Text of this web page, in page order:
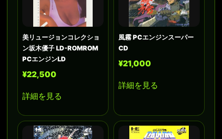
美リュージョンコレクショ
ン坂木優子 LD-ROMROM
PCエンジンLD
¥22,500
詳細を見る
風霧 PCエンジンスーパー
CD
¥21,000
詳細を見る